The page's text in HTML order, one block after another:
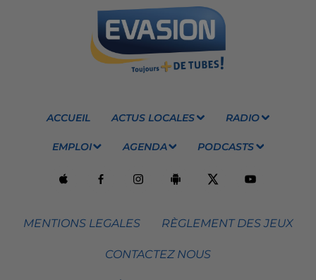
ACCUEIL ACTUS LOCALES RADIO
EMPLOI AGENDA PODCASTS
MENTIONS LEGALES RÈGLEMENT DES JEUX
CONTACTEZ NOUS